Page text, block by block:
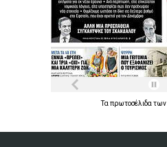
Τα πρωτοσέλιδα των